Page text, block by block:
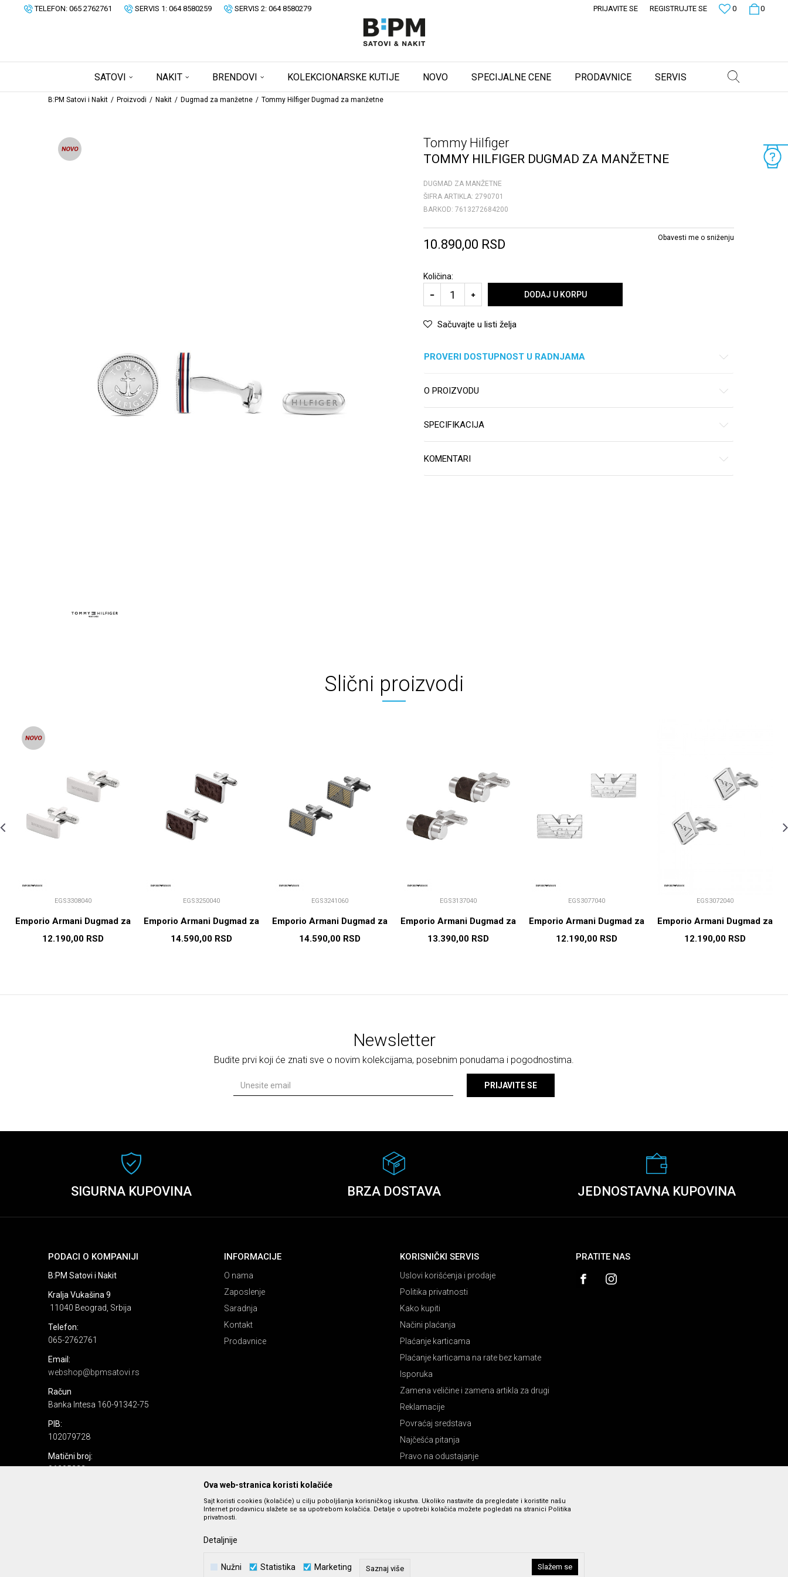
TELEFON: 065 2762761 SERVIS 1: 064 8580259 SERVIS 2: 064 8580279 0
0
PRIJAVITE SE REGISTRUJTE SE
SATOVI NAKIT BRENDOVI KOLEKCIONARSKE KUTIJE NOVO SPECIJALNE CENE PRODAVNICE SERVIS
B:PM Satovi i Nakit Proizvodi Nakit Dugmad za manžetne Tommy Hilfiger Dugmad za manžetne
Tommy Hilfiger
TOMMY HILFIGER DUGMAD ZA MANŽETNE
DUGMAD ZA MANŽETNE
ŠIFRA ARTIKLA: 2790701
BARKOD: 7613272684200
10.890,00 RSD Obavesti me o sniženju
Količina:
DODAJ U KORPU
Sačuvajte u listi želja
PROVERI DOSTUPNOST U RADNJAMA
O PROIZVODU
SPECIFIKACIJA
KOMENTARI
Slični proizvodi
EGS3308040
Emporio Armani Dugmad za
12.190,00 RSD
EGS3250040
Emporio Armani Dugmad za
14.590,00 RSD
EGS3241060
Emporio Armani Dugmad za
14.590,00 RSD
EGS3137040
Emporio Armani Dugmad za
13.390,00 RSD
EGS3077040
Emporio Armani Dugmad za
12.190,00 RSD
EGS3072040
Emporio Armani Dugmad za
12.190,00 RSD
Newsletter
Budite prvi koji će znati sve o novim kolekcijama, posebnim ponudama i pogodnostima.
PRIJAVITE SE
SIGURNA KUPOVINA BRZA DOSTAVA JEDNOSTAVNA KUPOVINA
PODACI O KOMPANIJI
B:PM Satovi i Nakit
Kralja Vukašina 9
11040 Beograd, Srbija
Telefon:
065-2762761
Email:
webshop@bpmsatovi.rs
Račun
Banka Intesa 160-91342-75
PIB:
102079728
Matični broj:
06205232
INFORMACIJE
O nama
Zaposlenje
Saradnja
Kontakt
Prodavnice
KORISNIČKI SERVIS
Uslovi korišćenja i prodaje
Politika privatnosti
Kako kupiti
Načini plaćanja
Plaćanje karticama
Plaćanje karticama na rate bez kamate
Isporuka
Zamena veličine i zamena artikla za drugi
Reklamacije
Povraćaj sredstava
Najčešća pitanja
Pravo na odustajanje
PRATITE NAS
podrazumeva se da su dostupni u svakom trenutku. Raspoloživost robe možete proveriti pozivom na broj 011 369 4000.
Ova web-stranica koristi kolačiće
Sajt koristi cookies (kolačiće) u cilju poboljšanja korisničkog iskustva. Ukoliko nastavite da pregledate i koristite našu
Internet prodavnicu slažete se sa upotrebom kolačića. Detalje o upotrebi kolačića možete pogledati na stranici Politika
privatnosti.
Detaljnije
Nužni Statistika Marketing Saznaj više Slažem se